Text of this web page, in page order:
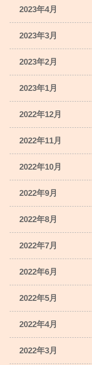
2023年4月
2023年3月
2023年2月
2023年1月
2022年12月
2022年11月
2022年10月
2022年9月
2022年8月
2022年7月
2022年6月
2022年5月
2022年4月
2022年3月